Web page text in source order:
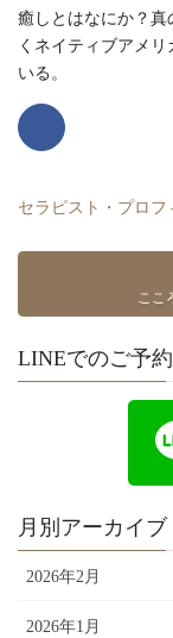
癒しとはなにか？真
くネイティブアメ
いる。
セラピスト・プロフ
ここ
LINEでのご予
月別アーカイブ
2026年2月
2026年1月